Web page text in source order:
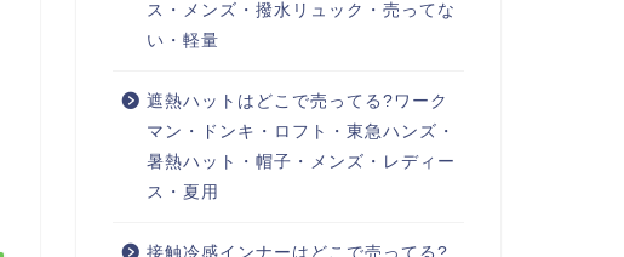
ス・メンズ・撥水リュック・売ってな
い・軽量
遮熱ハットはどこで売ってる?ワーク
マン・ドンキ・ロフト・東急ハンズ・
暑熱ハット・帽子・メンズ・レディー
ス・夏用
接触冷感インナーはどこで売ってる?